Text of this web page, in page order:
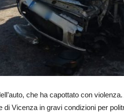
che ha capottato con
di Vicenza in gravi condizioni per